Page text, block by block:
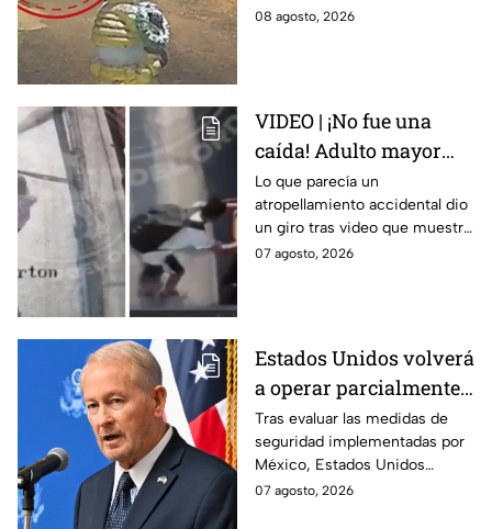
Puebla
casa; familiares y amigos la
08 agosto, 2026
VIDEO | ¡No fue una
caída! Adulto mayor
muere atropellado por
tráiler; joven lo empujó
en Monterrey
Lo que parecía un
atropellamiento accidental dio
un giro tras video que muestra
cómo un joven empujó a
07 agosto, 2026
Estados Unidos volverá
a operar parcialmente
en Michoacán tras
suspensión por
motivos de seguridad
Tras evaluar las medidas de
seguridad implementadas por
México, Estados Unidos
reanudará parcialmente sus
07 agosto, 2026